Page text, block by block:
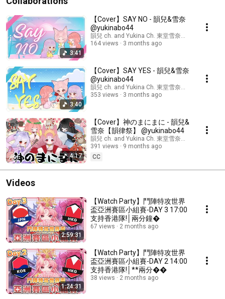
3:41
【Cover】SAY NO - 韻兒&雪奈
韻兒 ch. and Yukina Ch. 東堂雪奈【HK Vtuber】
164 views
3 months ago
3:40
【Cover】SAY YES - 韻兒&雪奈
韻兒 ch. and Yukina Ch. 東堂雪奈【HK Vtuber】
353 views
3 months ago
4:17
【Cover】神のまにまに - 韻兒&
雪奈【韻律祭】 @yukinabo44 ​
韻兒 ch. and Yukina Ch. 東堂雪奈【HK Vtuber】
391 views
9 months ago
CC
Videos
2:59:31
【Watch Party】鬥陣特攻世界
盃亞洲賽區小組賽-DAY 3 17:00
支持香港隊!│兩分鐘�
67 views 2 months ago
1:24:31
【Watch Party】鬥陣特攻世界
盃亞洲賽區小組賽-DAY 2 14:00
支持香港隊!│**兩分��
38 views 2 months ago